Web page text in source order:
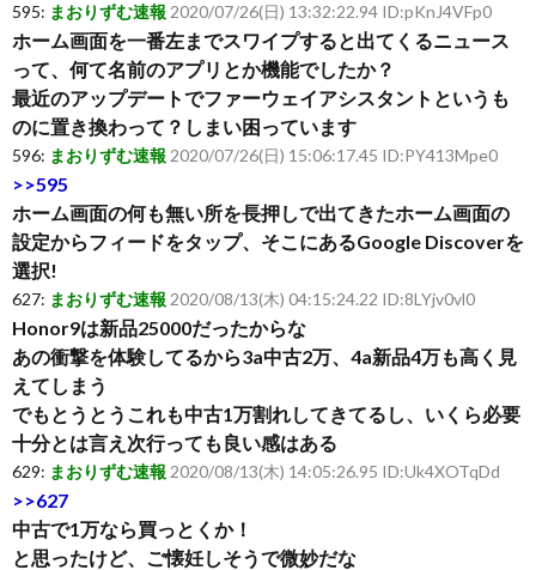
595: まおりずむ速報 2020/07/26(日) 13:32:22.94 ID:pKnJ4VFp0
ホーム画面を一番左までスワイプすると出てくるニュース
って、何て名前のアプリとか機能でしたか？
最近のアップデートでファーウェイアシスタントというも
のに置き換わって？しまい困っています
596: まおりずむ速報 2020/07/26(日) 15:06:17.45 ID:PY413Mpe0
>>595
ホーム画面の何も無い所を長押しで出てきたホーム画面の
設定からフィードをタップ、そこにあるGoogle Discoverを
選択!
627: まおりずむ速報 2020/08/13(木) 04:15:24.22 ID:8LYjv0vl0
Honor9は新品25000だったからな
あの衝撃を体験してるから3a中古2万、4a新品4万も高く見
えてしまう
でもとうとうこれも中古1万割れしてきてるし、いくら必要
十分とは言え次行っても良い感はある
629: まおりずむ速報 2020/08/13(木) 14:05:26.95 ID:Uk4XOTqDd
>>627
中古で1万なら買っとくか！
と思ったけど、ご懐妊しそうで微妙だな